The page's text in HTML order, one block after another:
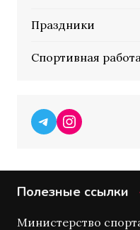
Праздники
Спортивная работа
Telegram
Instagram
Полезные ссылки
Министерство